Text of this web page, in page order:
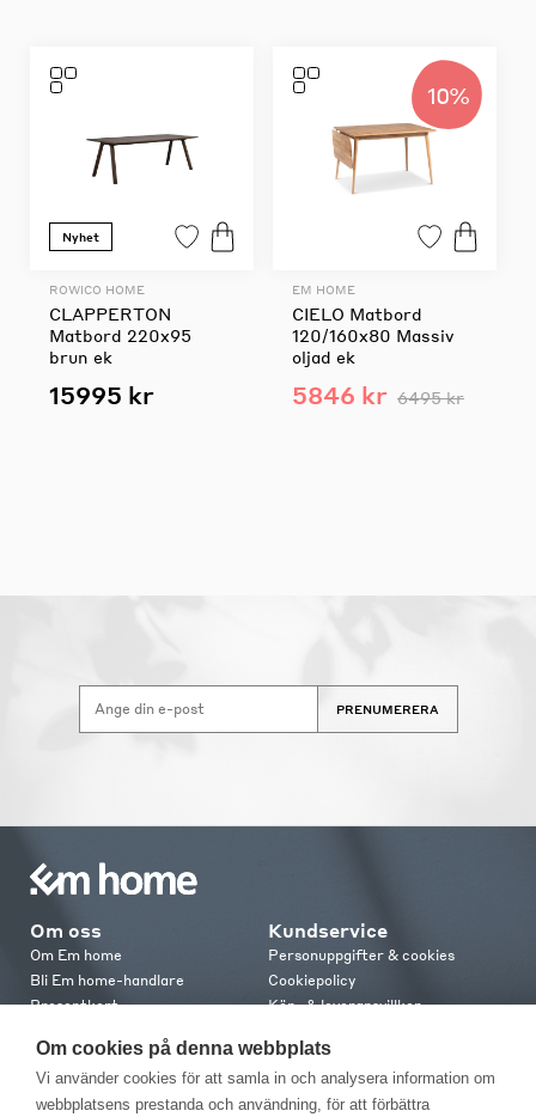
Nyhet
ROWICO HOME
CLAPPERTON
Matbord 220x95
brun ek
15995 kr
10%
EM HOME
CIELO Matbord
120/160x80 Massiv
oljad ek
5846 kr 6495 kr
PRENUMERERA
Om oss
Om Em home
Bli Em home-handlare
Presentkort
Em home Club
Medlemsvillkor
Kundservice
Personuppgifter & cookies
Cookiepolicy
Köp- & leveransvillkor
Retur & reklamation
Om cookies på denna webbplats
Vi använder cookies för att samla in och analysera information om
webbplatsens prestanda och användning, för att förbättra